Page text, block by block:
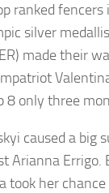
ranked
silver
made their
8 only three
caused a big
Arianna
took her